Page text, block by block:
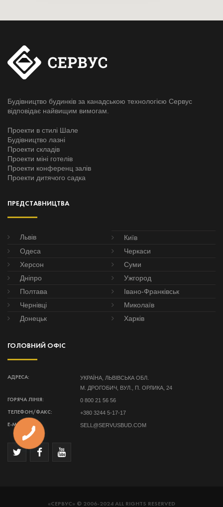
Будівництво будинків за канадською технологією Сервус
відповідає найвищим вимогам.
Проекти в стилі Шале
Будівництво лазні
Проекти складів
Проекти міні готелів
Проекти конференц залів
Проекти дитячого садка
ПРЕДСТАВНИЦТВА
Львів
Київ
Одеса
Черкаси
Херсон
Суми
Дніпро
Ужгород
Полтава
Івано-Франківськ
Чернівці
Миколаїв
Донецьк
Харків
ГОЛОВНИЙ ОФІС
АДРЕСА:
УКРАЇНА, ЛЬВІВСЬКА ОБЛ.
М. ДРОГОБИЧ, ВУЛ., П. ОРЛИКА, 24
ГОРЯЧА ЛІНІЯ: 0 800 21 56 56
ТЕЛЕФОН/ФАКС: +380 3244 5-17-17
E-MAIL: SELL@SERVUSBUD.COM
«СЕРВУС» © 2006-2024 ALL RIGHTS RESERVED